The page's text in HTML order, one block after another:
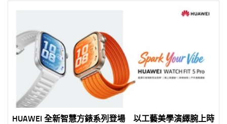
HUAWEI 全新智慧方錶系列登場 以工藝美學演繹腕上時